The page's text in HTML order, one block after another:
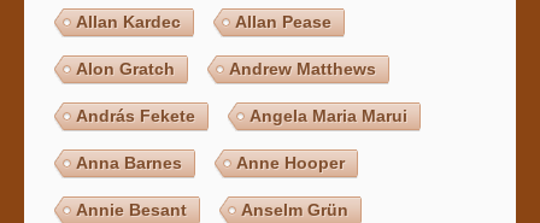
Allan Kardec Allan Pease
Alon Gratch Andrew Matthews
András Fekete Angela Maria Marui
Anna Barnes Anne Hooper
Annie Besant Anselm Grün